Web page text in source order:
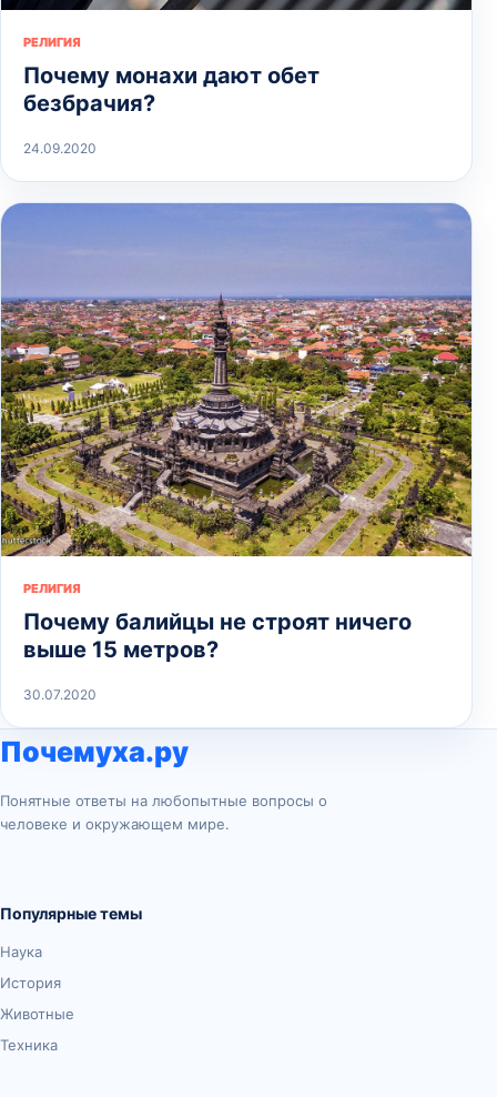
РЕЛИГИЯ
Почему монахи дают обет
безбрачия?
24.09.2020
РЕЛИГИЯ
Почему балийцы не строят ничего
выше 15 метров?
30.07.2020
Почемуха.ру
Понятные ответы на любопытные вопросы о
человеке и окружающем мире.
Популярные темы
Наука
История
Животные
Техника